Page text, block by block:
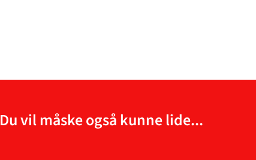
Du vil måske også kunne lide...